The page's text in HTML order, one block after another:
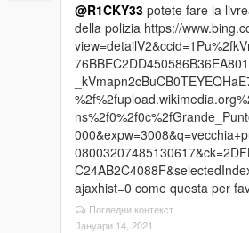
@R1CKY33 potete fare la
della polizia https://
ajaxhist=0 come questa per
Погледни контекст
Јануари 14, 2021